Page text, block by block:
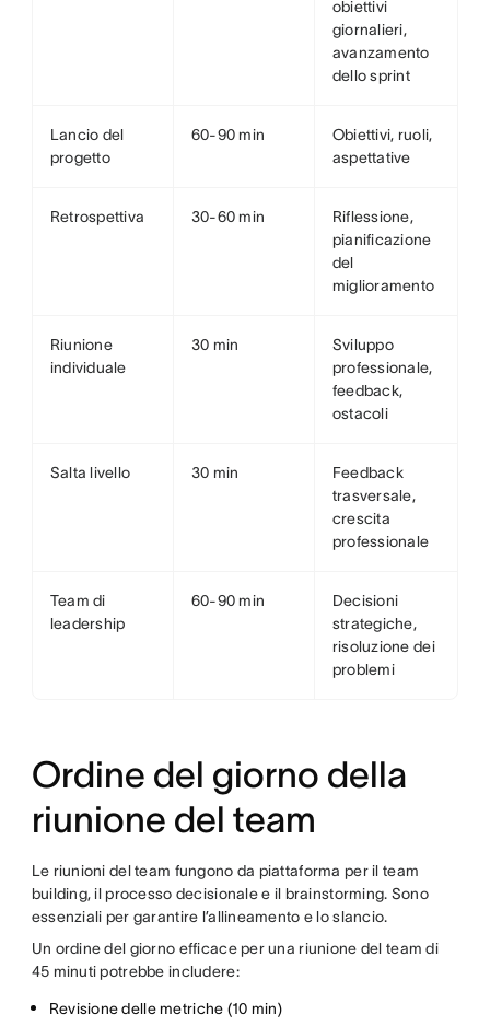
obiettivi
giornalieri,
avanzamento
dello sprint
Lancio del
progetto
60-90 min
Obiettivi, ruoli,
aspettative
Retrospettiva 30-60 min
Riflessione,
pianificazione
del
miglioramento
Riunione
individuale
30 min
Sviluppo
professionale,
feedback,
ostacoli
Salta livello 30 min
Feedback
trasversale,
crescita
professionale
Team di
leadership
60-90 min
Decisioni
strategiche,
risoluzione dei
problemi
Ordine del giorno della
riunione del team
Le riunioni del team fungono da piattaforma per il team
building, il processo decisionale e il brainstorming. Sono
essenziali per garantire l’allineamento e lo slancio.
Un ordine del giorno efficace per una riunione del team di
45 minuti potrebbe includere:
Revisione delle metriche (10 min)